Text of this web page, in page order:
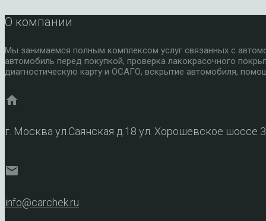
О компании
Мы занимаемся полным комплексом услуг связанных с
автомобиль перед покупкой, проверка лакокрасочного
диагностическую карту и ОСАГО, вскрытие автомобиля,
home
г. Москва ул.Саянская д.18 ул. Хорошевское шоссе
mail
info@carchek.ru